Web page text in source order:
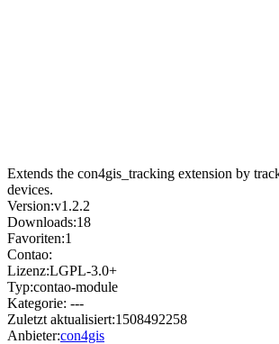
Extends the con4gis_tracking extension by
devices.
Version:v1.2.2
Downloads:18
Favoriten:1
Contao:
Lizenz:LGPL-3.0+
Typ:contao-module
Kategorie: ---
Zuletzt aktualisiert:1508492258
Anbieter:con4gis